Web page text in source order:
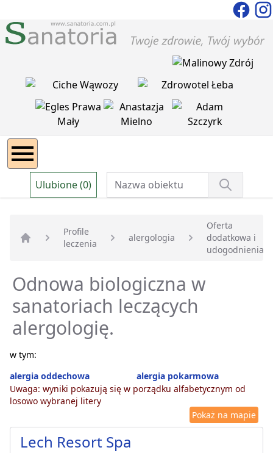
Ulubione (0)
Strona główna
Profile
leczenia
alergologia
Oferta
dodatkowa i
udogodnienia
Odnowa biologiczna w
sanatoriach leczących
alergologię.
w tym:
alergia oddechowa
alergia pokarmowa
Uwaga: wyniki pokazują się w porządku alfabetycznym od
losowo wybranej litery
Pokaż na mapie
Lech Resort Spa